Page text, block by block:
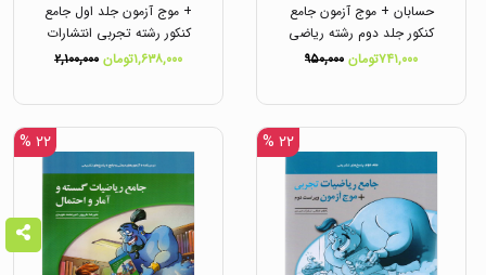
حسابان + موج آزمون جامع
کنکور جلد دوم رشته ریاضی
انتشارات الگو۷۴۱,۰۰۰تومان ۹۵۰,۰۰۰
+ موج آزمون جلد اول جامع
کنکور رشته تجربی انتشارات
الگو ۱,۶۳۸,۰۰۰تومان ۲,۱۰۰,۰۰۰
۲۲ % ۲۲ %